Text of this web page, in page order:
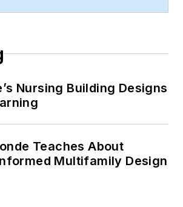
Nursing Building Designs
Teaches About
Multifamily Design